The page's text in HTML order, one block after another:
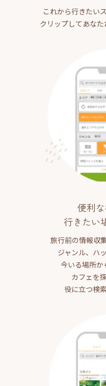
これから行きたい
クリップしてあなた
便利
行きたい
旅行前の情報収
ジャンル、ハ
今いる場所
カフェを
役に立つ検